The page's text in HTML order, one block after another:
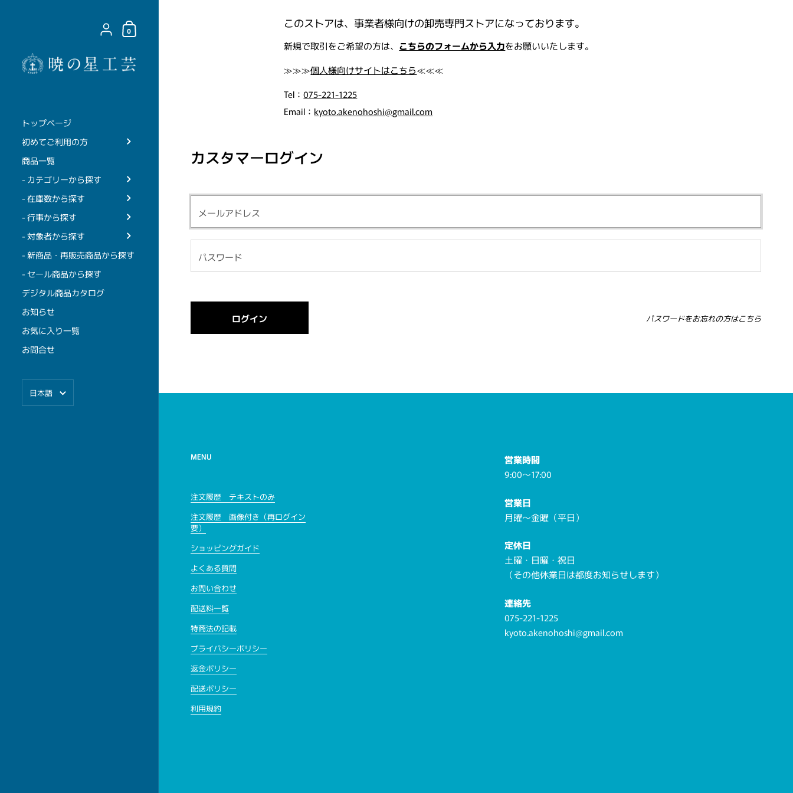
{"title"=>"アカウント", "addresses"=>"住所", "orders"=>"注文"}
ショッピングカート
0
トップページ
初めてご利用の方
商品一覧
- カテゴリーから探す
- 在庫数から探す
- 行事から探す
- 対象者から探す
- 新商品・再販売商品から探す
- セール商品から探す
デジタル商品カタログ
お知らせ
お気に入り一覧
お問合せ
言語
日本語
このストアは、事業者様向けの卸売専門ストアになっております。
新規で取引をご希望の方は、 こちらのフォームから入力をお願いいたします。
≫≫≫個人様向けサイトはこちら≪≪≪
Tel：075-221-1225
Email： kyoto.akenohoshi@gmail.com
カスタマーログイン
パスワードをお忘れの方はこちら
MENU
注文履歴 テキストのみ
注文履歴 画像付き（再ログイン
要）
ショッピングガイド
よくある質問
お問い合わせ
配送料一覧
特商法の記載
プライバシーポリシー
返金ポリシー
配送ポリシー
利用規約
営業時間
9:00～17:00
営業日
月曜～金曜（平日）
定休日
土曜・日曜・祝日
（その他休業日は都度お知らせします）
連絡先
075-221-1225
kyoto.akenohoshi@gmail.com